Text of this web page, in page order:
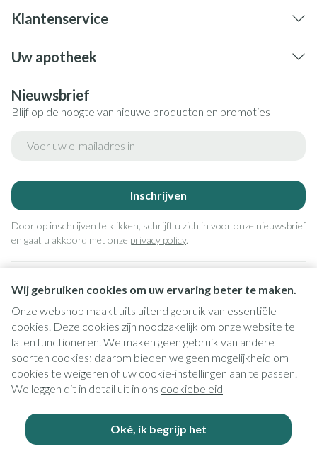
Wij gebruiken cookies om uw ervaring beter te maken.
Onze webshop maakt uitsluitend gebruik van essentiële
cookies. Deze cookies zijn noodzakelijk om onze website te
laten functioneren. We maken geen gebruik van andere
soorten cookies; daarom bieden we geen mogelijkheid om
cookies te weigeren of uw cookie-instellingen aan te passen.
We leggen dit in detail uit in ons cookiebeleid
Oké, ik begrijp het
Klantenservice
Uw apotheek
Nieuwsbrief
Blijf op de hoogte van nieuwe producten en promoties
Inschrijven
Door op inschrijven te klikken, schrijft u zich in voor onze nieuwsbrief
en gaat u akkoord met onze privacy policy.
Juridische links